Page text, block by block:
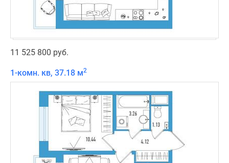
11 525 800 руб.
1-комн. кв, 37.18 м2